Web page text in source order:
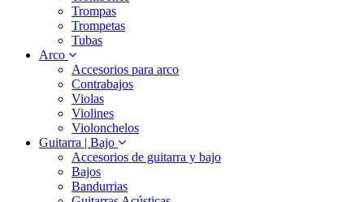
Trompas
Trompetas
Tubas
Arco
Accesorios para arco
Contrabajos
Violas
Violines
Violonchelos
Guitarra | Bajo
Accesorios de guitarra y bajo
Bajos
Bandurrias